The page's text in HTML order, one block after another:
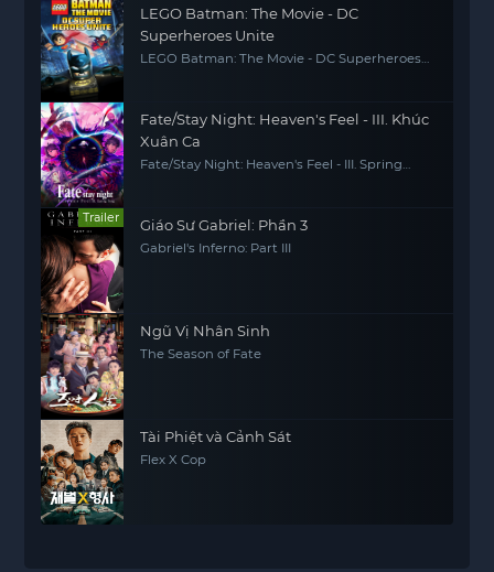
LEGO Batman: The Movie - DC
Superheroes Unite
LEGO Batman: The Movie - DC Superheroes
Fate/Stay Night: Heaven's Feel - III. Khúc
Xuân Ca
Fate/Stay Night: Heaven's Feel - III. Spring
Trailer Giáo Sư Gabriel: Phần 3
Gabriel's Inferno: Part III
Ngũ Vị Nhân Sinh
The Season of Fate
Tài Phiệt và Cảnh Sát
Flex X Cop